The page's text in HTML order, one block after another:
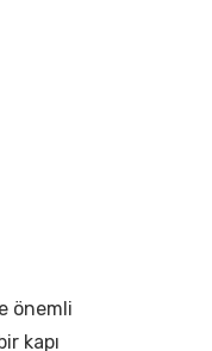
önemli
kapı